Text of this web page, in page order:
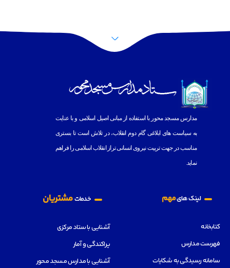
مدارس مسجد محور با استفاده از مبانى اصيل اسلامى و با عنايت
بهسياست هاى ابلاغى گام دوم انقلاب، در تلاش است تا بسترى
مناسب در جهت تربيت نيروى انسانى تراز انقلاب اسلامى را فراهم
نمايد.
لینک هایمهم
کتابخانه
فهرست مدارس
سامانه رسیدگی به شکایات
خدماتمشتریان
آشنایی با ستاد مرکزی
پراکندگی و آمار
آشنایی با مدارس مسجد محور